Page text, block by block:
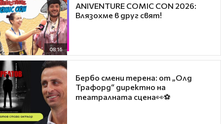
08:16
ANIVENTURE COMIC CON 2026:
Влязохме в друг свят!
Бербо смени терена: от „Олд
Трафорд“ директно на
театралната сцена👀⚽